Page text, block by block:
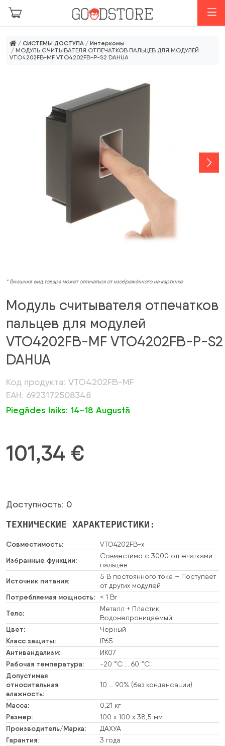
Перейти к основному содержанию
/ СИСТЕМЫ ДОСТУПА / Интеркомы
/ МОДУЛЬ СЧИТЫВАТЕЛЯ ОТПЕЧАТКОВ ПАЛЬЦЕВ ДЛЯ МОДУЛЕЙ
VTO4202FB-MF VTO4202FB-P-S2 DAHUA
* Внешний вид товара может отличаться от изображённого на картинке
Модуль считывателя отпечатков
пальцев для модулей
VTO4202FB-MF VTO4202FB-P-S2
DAHUA
Код продукта: VTO4202FB-MF
ЕАН: 6923172508348
Piegādes laiks: 14-18 Augustā
101,34 €
Доступность: 0
ТЕХНИЧЕСКИЕ ХАРАКТЕРИСТИКИ:
Совместимость: VTO4202FB-x
Избранные функции:
Совместимо с 3000 отпечатками
пальцев
Источник питания:
5 В постоянного тока – Поступает
от других модулей
Потребляемая мощность: < 1 Вт
Тело:
Металл + Пластик,
Водонепроницаемый
Цвет: Черный
Класс защиты: IP65
Антивандализм: ИК07
Рабочая температура: -20 °C … 60 °C
Допустимая
относительная
влажность:
10 … 90% (без конденсации)
Масса: 0,21 кг
Размер: 100 х 100 х 38,5 мм
Производитель/Марка: ДАХУА
Гарантия: 3 года